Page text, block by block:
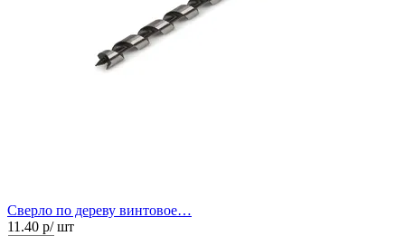
Сверло по дереву винтовое…
11.40 р/ шт